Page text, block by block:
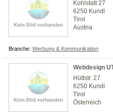
Kohlstatt 27
6250 Kundl
Tirol
Austria
Branche: Werbung & Kommunikation
Webdesign
Hüttstr. 27
6250 Kundl
Tirol
Österreich